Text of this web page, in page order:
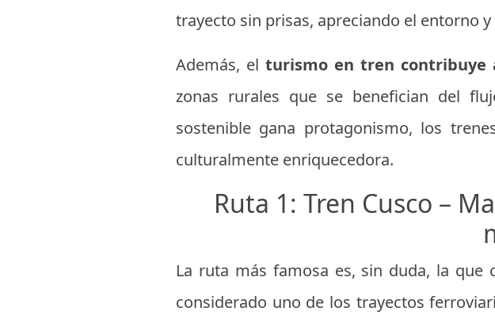
trayecto sin prisas, apreciando el entorno
Además, el turismo en tren contribuye
zonas rurales que se benefician del
sostenible gana protagonismo, los
culturalmente enriquecedora.
Ruta 1: Tren Cusco –
La ruta más famosa es, sin duda, la que
considerado uno de los trayectos